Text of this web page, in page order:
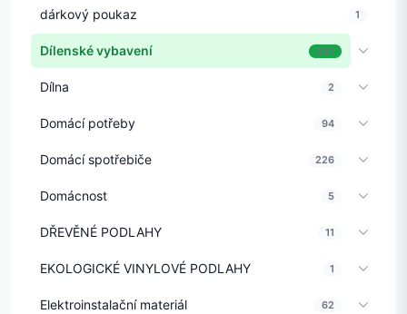
dárkový poukaz 1
Dílenské vybavení 337
Dílna 2
Domácí potřeby 94
Domácí spotřebiče 226
Domácnost 5
DŘEVĚNÉ PODLAHY 11
EKOLOGICKÉ VINYLOVÉ PODLAHY 1
Elektroinstalační materiál 62